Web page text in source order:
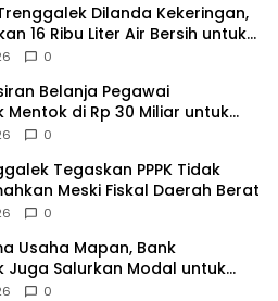
Dilanda Kekeringan,
16 Ribu Liter Air Bersih untuk
0
Belanja Pegawai
Mentok di Rp 30 Miliar untuk
0
Tegaskan PPPK Tidak
Meski Fiskal Daerah Berat
0
Usaha Mapan, Bank
Juga Salurkan Modal untuk
0